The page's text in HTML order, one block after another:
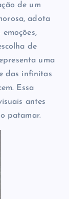
de um
adota
de
uma
das infinitas
Essa
antes
patamar.